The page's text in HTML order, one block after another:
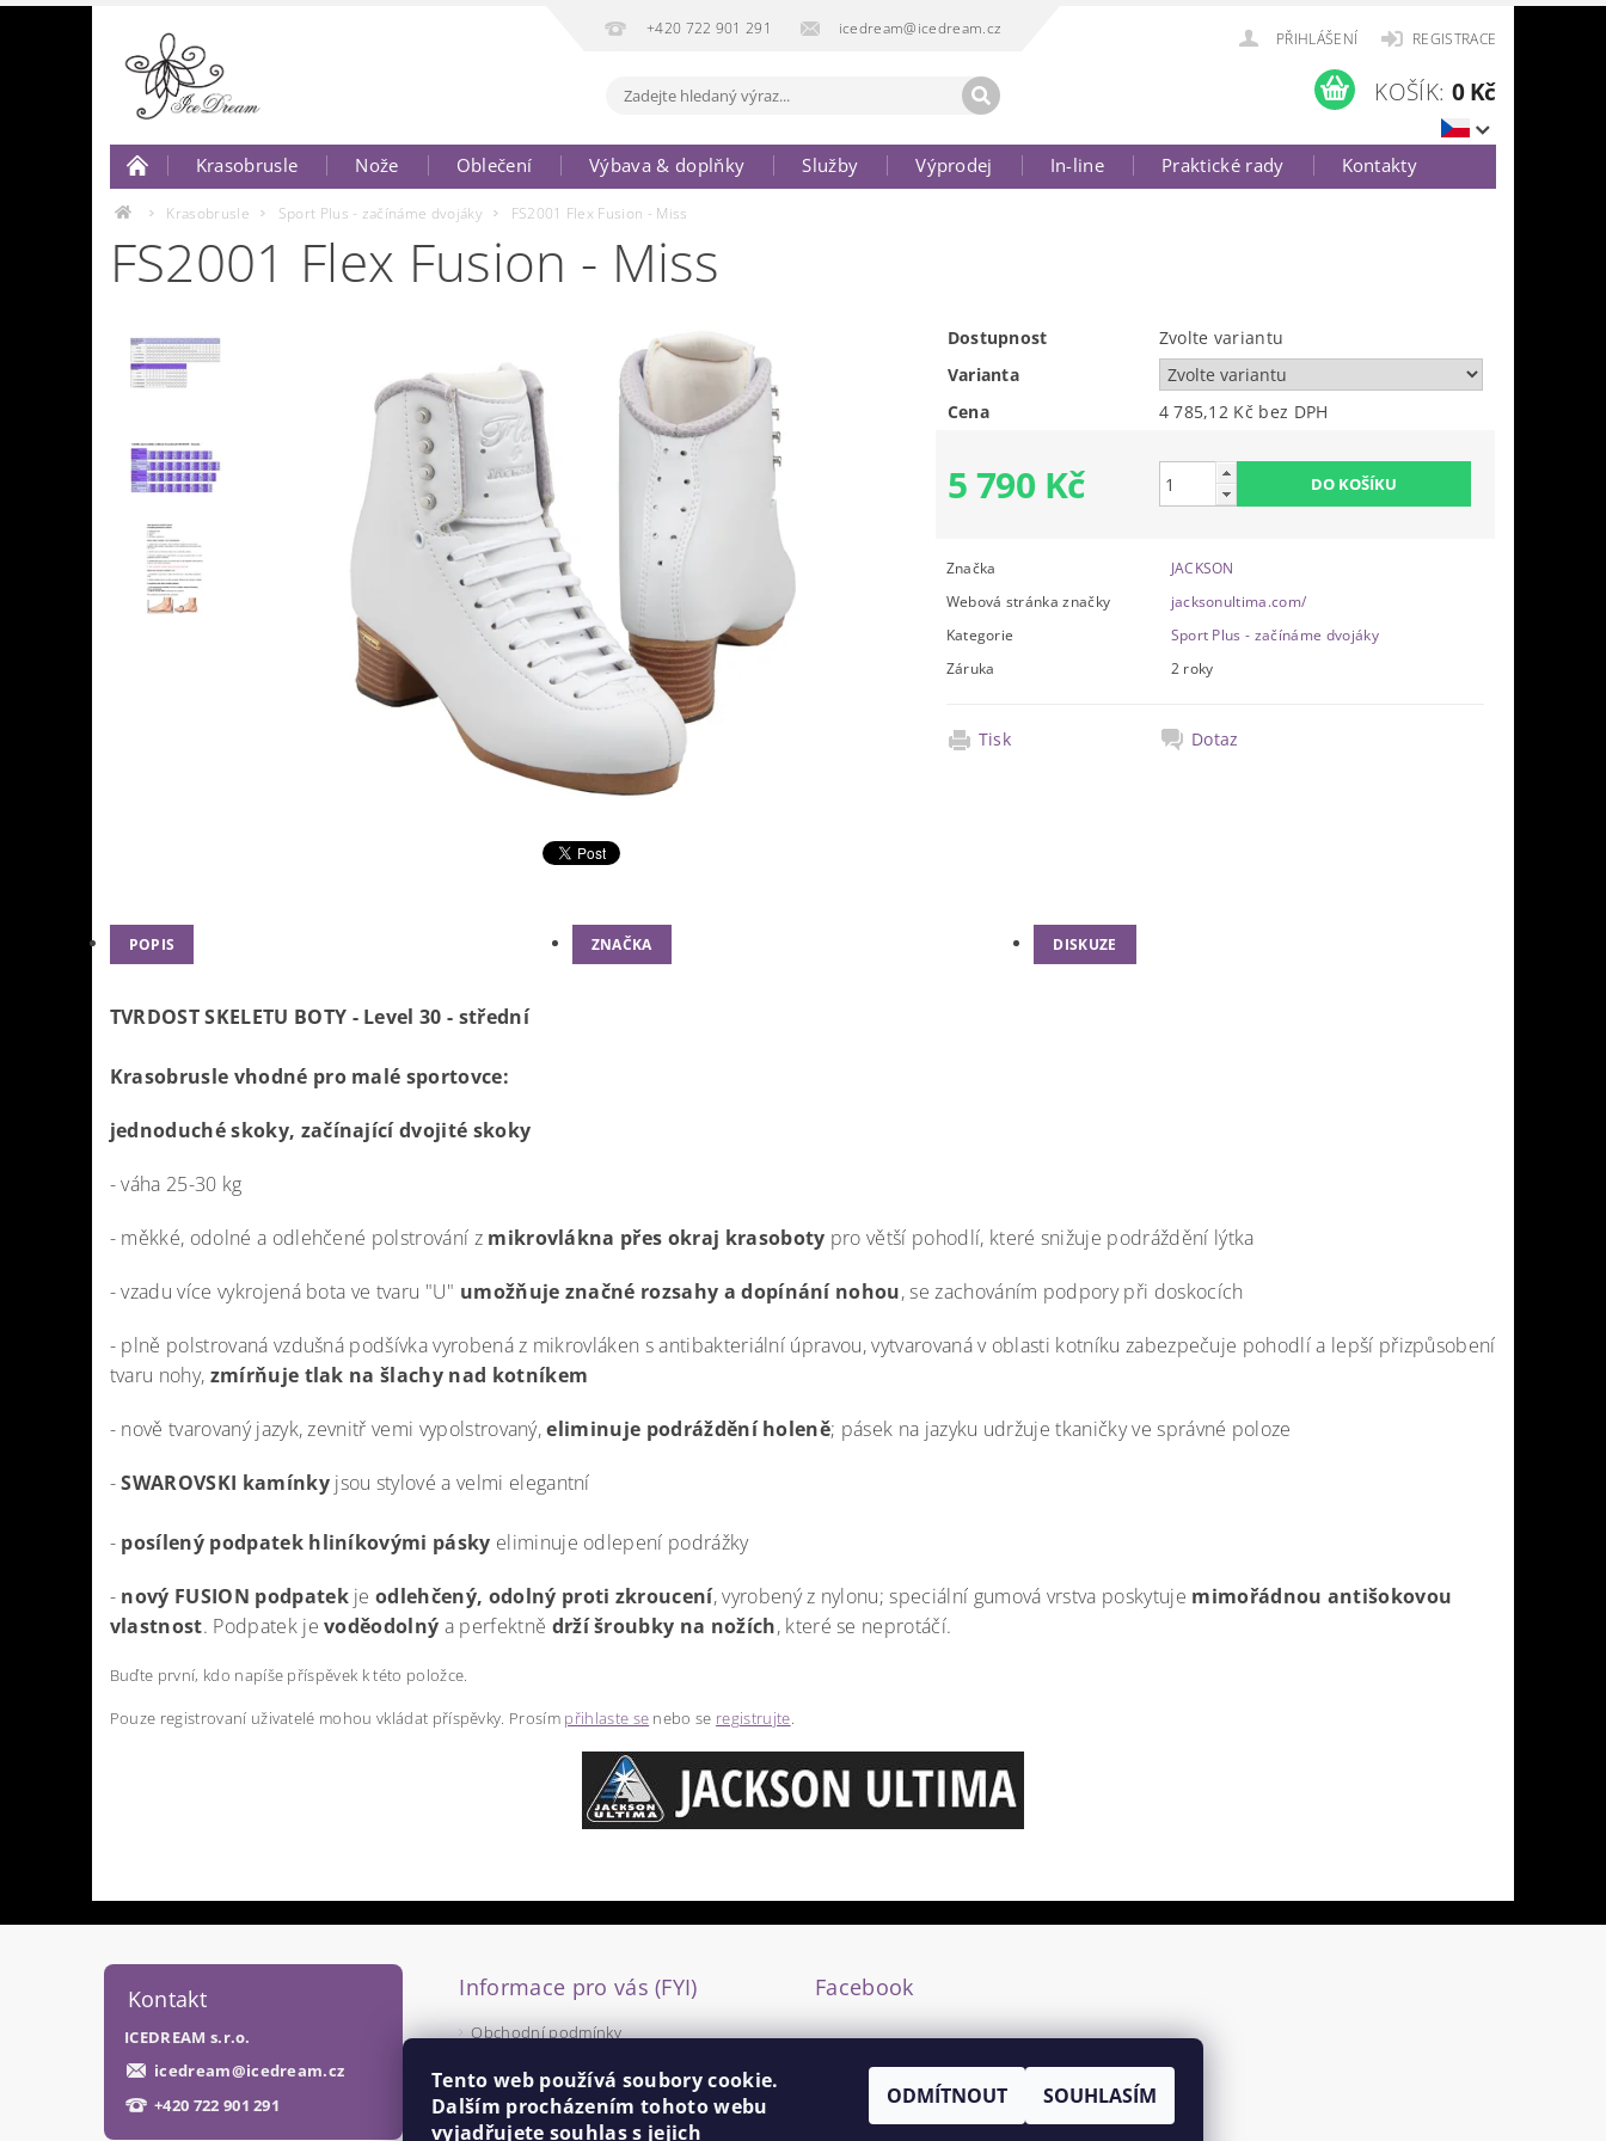
+420 722 901 291 icedream@icedream.cz
PŘIHLÁŠENÍ REGISTRACE
KOŠÍK: 0 Kč
Krasobrusle Nože Oblečení Výbava & doplňky Služby Výprodej In-line Praktické rady
Kontakty
O nás
Napište nám..
Krasobrusle Sport Plus - začínáme dvojáky FS2001 Flex Fusion - Miss
FS2001 Flex Fusion - Miss
Dostupnost
Zvolte variantu
Varianta
Cena
4 785,12 Kč bez DPH
5 790 Kč
Značka
JACKSON
Webová stránka značky
jacksonultima.com/
Kategorie
Sport Plus - začínáme dvojáky
Záruka
2 roky
Tisk Dotaz
POPIS ZNAČKA DISKUZE
TVRDOST SKELETU BOTY - Level 30 - střední
Krasobrusle vhodné pro malé sportovce:
jednoduché skoky, začínající dvojité skoky
- váha 25-30 kg
- měkké, odolné a odlehčené polstrování z mikrovlákna přes okraj krasoboty pro větší pohodlí, které snižuje podráždění lýtka
- vzadu více vykrojená bota ve tvaru "U" umožňuje značné rozsahy a dopínání nohou, se zachováním podpory při doskocích
- plně polstrovaná vzdušná podšívka vyrobená z mikrovláken s antibakteriální úpravou, vytvarovaná v oblasti kotníku zabezpečuje pohodlí a lepší přizpůsobení
tvaru nohy, zmírňuje tlak na šlachy nad kotníkem
- nově tvarovaný jazyk, zevnitř vemi vypolstrovaný,eliminuje podráždění holeně; pásek na jazyku udržuje tkaničky ve správné poloze
-SWAROVSKI kamínky jsou stylové a velmi elegantní
- posílený podpatek hliníkovými pásky eliminuje odlepení podrážky
- nový FUSION podpatekjeodlehčený, odolný proti zkroucení, vyrobený z nylonu; speciální gumová vrstva poskytuje mimořádnou antišokovou
vlastnost. Podpatek jevoděodolný a perfektně drží šroubky na nožích, které se neprotáčí.
Buďte první, kdo napíše příspěvek k této položce.
Pouze registrovaní uživatelé mohou vkládat příspěvky. Prosím přihlaste se nebo se registrujte.
Kontakt
ICEDREAM s.r.o.
icedream@icedream.cz
+420 722 901 291
Informace pro vás (FYI)
Obchodní podmínky
Facebook
Tento web používá soubory cookie.
Dalším procházením tohoto webu
vyjadřujete souhlas s jejich
ODMÍTNOUT SOUHLASÍM